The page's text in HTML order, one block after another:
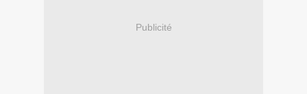
Publicité